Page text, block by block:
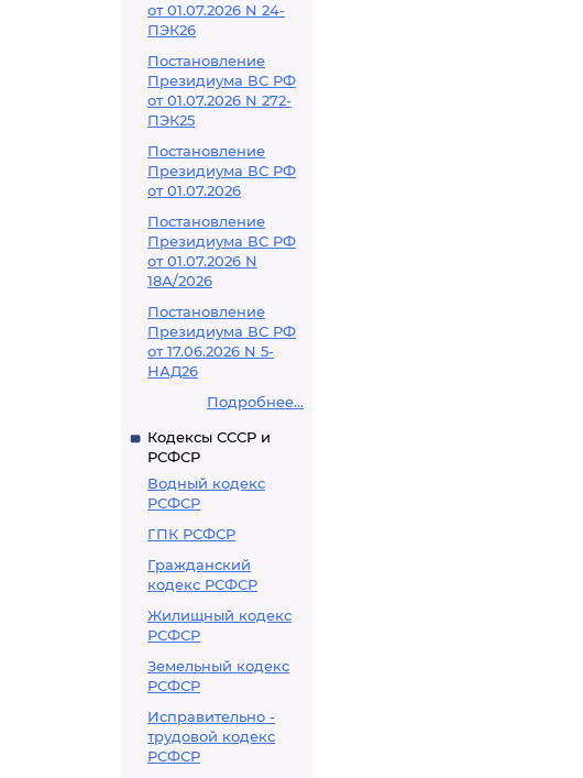
от 01.07.2026 N 24-
ПЭК26
Постановление
Президиума ВС РФ
от 01.07.2026 N 272-
ПЭК25
Постановление
Президиума ВС РФ
от 01.07.2026
Постановление
Президиума ВС РФ
от 01.07.2026 N
18А/2026
Постановление
Президиума ВС РФ
от 17.06.2026 N 5-
НАД26
Подробнее...
Кодексы СССР и
РСФСР
Водный кодекс
РСФСР
ГПК РСФСР
Гражданский
кодекс РСФСР
Жилищный кодекс
РСФСР
Земельный кодекс
РСФСР
Исправительно -
трудовой кодекс
РСФСР